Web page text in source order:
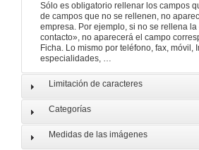
Sólo es obligatorio rellenar los campos
de campos que no se rellenen, no
empresa. Por ejemplo, si no se rellena
contacto», no aparecerá el campo
Ficha. Lo mismo por teléfono, fax, móvil,
especialidades, …
Limitación de caracteres
Categorías
Medidas de las imágenes